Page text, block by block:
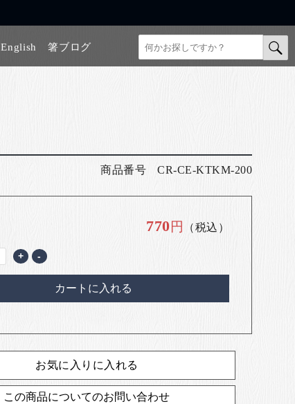
English 箸ブログ
商品番号 CR-CE-KTKM-200
770円 （税込）
+ -
カートに入れる
お気に入りに入れる
この商品についてのお問い合わせ